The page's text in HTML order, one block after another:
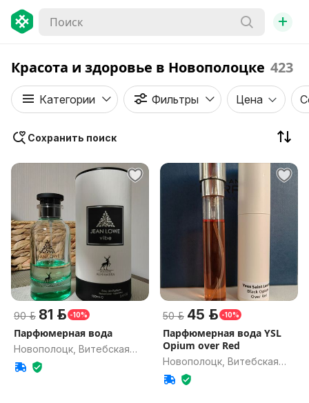
+
Красота и здоровье в Новополоцке 423
Категории Фильтры Цена
Сохранить поиск
90 р. 81 р. -10%
Парфюмерная вода
Новополоцк, Витебская
обл.
50 р. 45 р. -10%
Парфюмерная вода YSL
Opium over Red
Новополоцк, Витебская
обл.